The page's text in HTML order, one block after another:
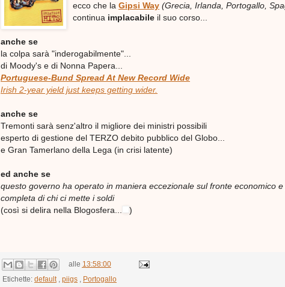
ecco che la Gipsi Way (Grecia, Irlanda, Portogallo,
continua implacabile il suo corso...
anche se
la colpa sarà "inderogabilmente"...
di Moody's e di Nonna Papera...
Portuguese-Bund Spread At New Record Wide
Irish 2-year yield just keeps getting wider.
anche se
Tremonti sarà senz'altro il migliore dei ministri possibili
esperto di gestione del TERZO debito pubblico del Globo...
e Gran Tamerlano della Lega (in crisi latente)
ed anche se
questo governo ha operato in maniera eccezionale sul fronte economico
completa di chi ci mette i soldi
(così si delira nella Blogosfera...
)
alle 13:58:00
Etichette: default piigs Portogallo